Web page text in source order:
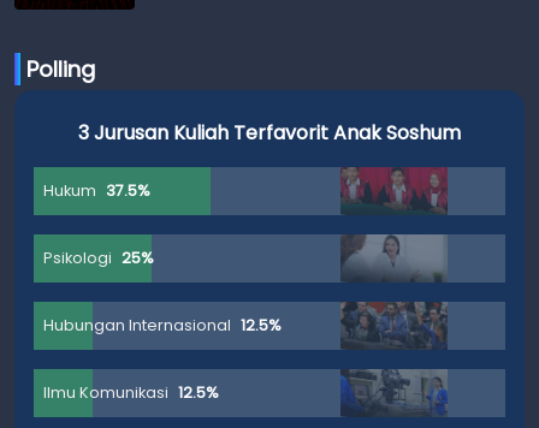
Polling
3 Jurusan Kuliah Terfavorit Anak Soshum
Hukum 37.5%
Psikologi 25%
Hubungan Internasional 12.5%
Ilmu Komunikasi 12.5%